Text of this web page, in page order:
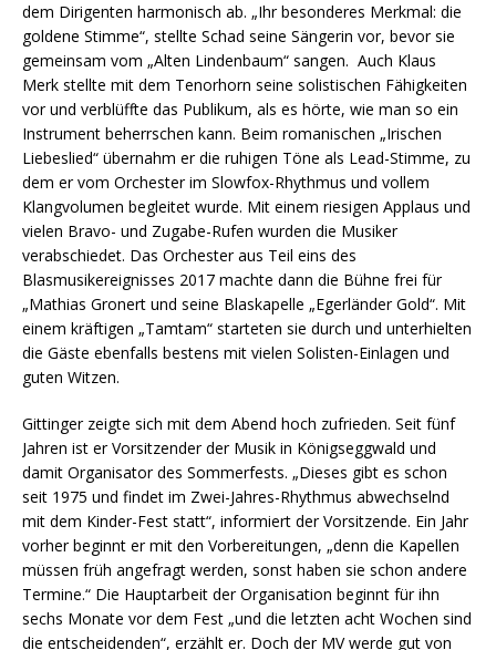
dem Dirigenten harmonisch ab. „Ihr besonderes Merkmal: die
goldene Stimme“, stellte Schad seine Sängerin vor, bevor sie
gemeinsam vom „Alten Lindenbaum“ sangen. Auch Klaus
Merk stellte mit dem Tenorhorn seine solistischen Fähigkeiten
vor und verblüffte das Publikum, als es hörte, wie man so ein
Instrument beherrschen kann. Beim romanischen „Irischen
Liebeslied“ übernahm er die ruhigen Töne als Lead-Stimme, zu
dem er vom Orchester im Slowfox-Rhythmus und vollem
Klangvolumen begleitet wurde. Mit einem riesigen Applaus und
vielen Bravo- und Zugabe-Rufen wurden die Musiker
verabschiedet. Das Orchester aus Teil eins des
Blasmusikereignisses 2017 machte dann die Bühne frei für
„Mathias Gronert und seine Blaskapelle „Egerländer Gold“. Mit
einem kräftigen „Tamtam“ starteten sie durch und unterhielten
die Gäste ebenfalls bestens mit vielen Solisten-Einlagen und
guten Witzen.
Gittinger zeigte sich mit dem Abend hoch zufrieden. Seit fünf
Jahren ist er Vorsitzender der Musik in Königseggwald und
damit Organisator des Sommerfests. „Dieses gibt es schon
seit 1975 und findet im Zwei-Jahres-Rhythmus abwechselnd
mit dem Kinder-Fest statt“, informiert der Vorsitzende. Ein Jahr
vorher beginnt er mit den Vorbereitungen, „denn die Kapellen
müssen früh angefragt werden, sonst haben sie schon andere
Termine.“ Die Hauptarbeit der Organisation beginnt für ihn
sechs Monate vor dem Fest „und die letzten acht Wochen sind
die entscheidenden“, erzählt er. Doch der MV werde gut von